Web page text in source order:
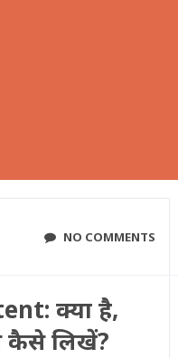
NO COMMENTS
क्या है,
कैसे लिखें?